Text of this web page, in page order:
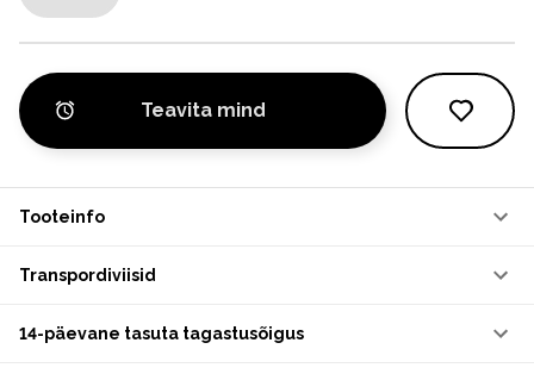
Teavita mind
Tooteinfo
Transpordiviisid
14-päevane tasuta tagastusõigus